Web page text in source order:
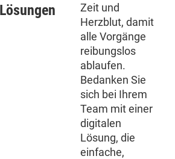
Lösungen
Zeit und
Herzblut, damit
alle Vorgänge
reibungslos
ablaufen.
Bedanken Sie
sich bei Ihrem
Team mit einer
digitalen
Lösung, die
einfache,